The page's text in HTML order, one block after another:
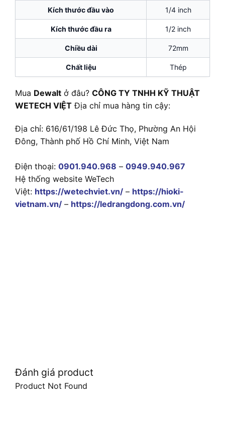
Kích thước đầu vào 1/4 inch
Kích thước đầu ra 1/2 inch
Chiều dài 72mm
Chất liệu Thép
Mua Dewalt ở đâu? CÔNG TY TNHH KỸ THUẬT
WETECH VIỆT Địa chỉ mua hàng tin cậy:
Địa chỉ: 616/61/198 Lê Đức Thọ, Phường An Hội
Đông, Thành phố Hồ Chí Minh, Việt Nam
Điện thoại: 0901.940.968 – 0949.940.967
Hệ thống website WeTech
Việt: https://wetechviet.vn/ – https://hioki-
vietnam.vn/ – https://ledrangdong.com.vn/
Đánh giá product
Product Not Found